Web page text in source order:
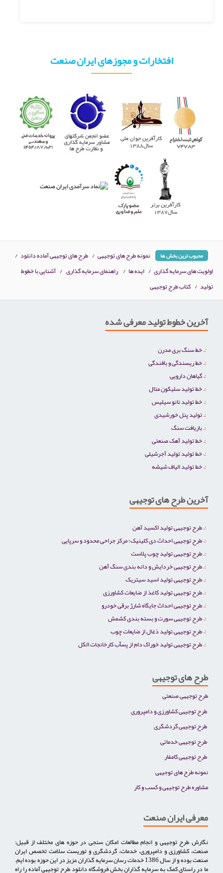
افتخارات و مجوزهای ایران صنعت
محبوب ترین بخش ها نمونه طرح های توجیهی / طرح های توجیهی آماده دانلود /
اولویت های سرمایه گذاری / ایده ها / راهنمای سرمایه گذاری / آشنایی با خطوط
تولید / کتاب طرح توجیهی
آخرین خطوط تولید معرفی شده
خط سنگ بری مدرن
خط ریسندگی و بافندگی
گیاهان دارویی
خط تولید سلیکون متال
خط تولید نانو سیلیس
تولید پنل خورشیدی
بازیافت سنگ
خط تولید آهک صنعتی
خط تولید تولید آجرشیلی
خط تولید الیاف شیشه
آخرین طرح های توجیهی
طرح توجیهی تولید اکسید آهن
طرح توجیهی احداث دی کلینیک؛ مرکز جراحی محدود و سرپایی
طرح توجیهی تولید چوب پلاست
طرح توجیهی خردایش و دانه بندی سنگ آهن
طرح توجیهی تولید اسید سیتریک
طرح توجیهی تولید کاغذ از ضایعات کشاورزی
طرح توجیهی احداث جایگاه شارژ برقی خودرو
طرح توجیهی سورت و بسته بندی کشمش
طرح توجیهی تولید ذغال از ضایعات چوب
طرح توجیهی تولید خوراک دام از پسآب کارخانجات الکل
طرح های توجیهی
طرح توجیهی صنعتی
طرح توجیهی کشاورزی و دامپروری
طرح توجیهی گردشگری
طرح توجیهی خدماتی
طرح توجیهی کامفار
نمونه طرح های توجیهی
مشاوره طرح توجیهی و کسب و کار
معرفی ایران صنعت
نگارش طرح توجیهی و انجام مطالعات امکان سنجی در حوزه های مختلف از قبیل:
صنعت، کشاورزی و دامپروری، خدمات، گردشگری و توریست سلامت تخصص ایران
صنعت بوده و از سال 1386 خدمات رسان سرمایه گذاران عزیز در این حوزه بوده ایم.
ما در راستای کمک به سرمایه گذاران بخش فروشگاه دانلود طرح توجیهی آماده را راه